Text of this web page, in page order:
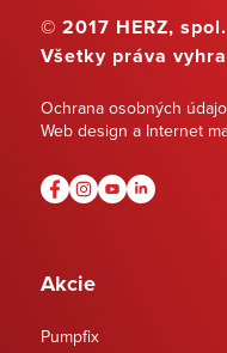
© 2017 HERZ,
Všetky práva
Ochrana osobných
Web design a Internet
Akcie
Pumpfix